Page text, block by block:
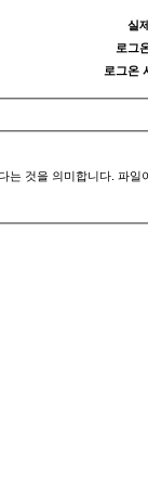
실
로그
로그온
는 것을 의미합니다. 파